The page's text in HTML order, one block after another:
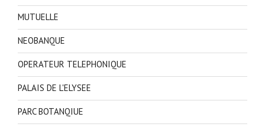
MUTUELLE
NEOBANQUE
OPERATEUR TELEPHONIQUE
PALAIS DE L'ELYSEE
PARC BOTANQIUE